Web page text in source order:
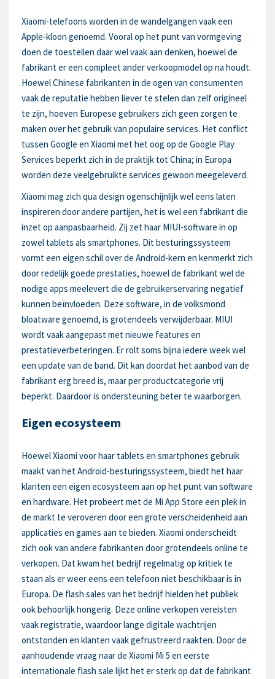
Xiaomi-telefoons worden in de wandelgangen vaak een
Apple-kloon genoemd. Vooral op het punt van vormgeving
doen de toestellen daar wel vaak aan denken, hoewel de
fabrikant er een compleet ander verkoopmodel op na houdt.
Hoewel Chinese fabrikanten in de ogen van consumenten
vaak de reputatie hebben liever te stelen dan zelf origineel
te zijn, hoeven Europese gebruikers zich geen zorgen te
maken over het gebruik van populaire services. Het conflict
tussen Google en Xiaomi met het oog op de Google Play
Services beperkt zich in de praktijk tot China; in Europa
worden deze veelgebruikte services gewoon meegeleverd.
Xiaomi mag zich qua design ogenschijnlijk wel eens laten
inspireren door andere partijen, het is wel een fabrikant die
inzet op aanpasbaarheid. Zij zet haar MIUI-software in op
zowel tablets als smartphones. Dit besturingssysteem
vormt een eigen schil over de Android-kern en kenmerkt zich
door redelijk goede prestaties, hoewel de fabrikant wel de
nodige apps meelevert die de gebruikerservaring negatief
kunnen beïnvloeden. Deze software, in de volksmond
bloatware genoemd, is grotendeels verwijderbaar. MIUI
wordt vaak aangepast met nieuwe features en
prestatieverbeteringen. Er rolt soms bijna iedere week wel
een update van de band. Dit kan doordat het aanbod van de
fabrikant erg breed is, maar per productcategorie vrij
beperkt. Daardoor is ondersteuning beter te waarborgen.
Eigen ecosysteem
Hoewel Xiaomi voor haar tablets en smartphones gebruik
maakt van het Android-besturingssysteem, biedt het haar
klanten een eigen ecosysteem aan op het punt van software
en hardware. Het probeert met de Mi App Store een plek in
de markt te veroveren door een grote verscheidenheid aan
applicaties en games aan te bieden. Xiaomi onderscheidt
zich ook van andere fabrikanten door grotendeels online te
verkopen. Dat kwam het bedrijf regelmatig op kritiek te
staan als er weer eens een telefoon niet beschikbaar is in
Europa. De flash sales van het bedrijf hielden het publiek
ook behoorlijk hongerig. Deze online verkopen vereisten
vaak registratie, waardoor lange digitale wachtrijen
ontstonden en klanten vaak gefrustreerd raakten. Door de
aanhoudende vraag naar de Xiaomi Mi 5 en eerste
internationale flash sale lijkt het er sterk op dat de fabrikant